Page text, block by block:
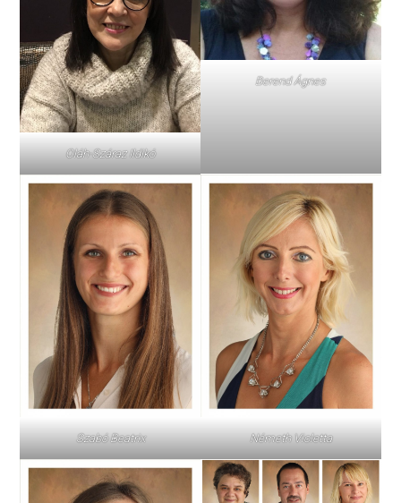
Oláh-Száraz Ildikó
Berend Ágnes
Szabó Beatrix Németh Violetta